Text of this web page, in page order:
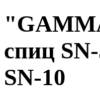
спиц
SN-10